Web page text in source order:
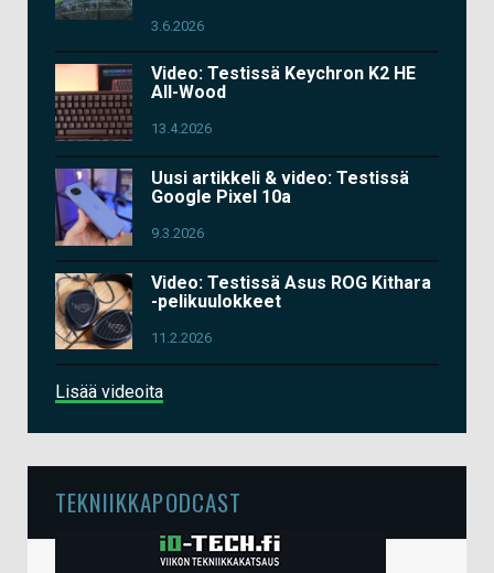
3.6.2026
Video: Testissä Keychron K2 HE
All-Wood
13.4.2026
Uusi artikkeli & video: Testissä
Google Pixel 10a
9.3.2026
Video: Testissä Asus ROG Kithara
-pelikuulokkeet
11.2.2026
Lisää videoita
TEKNIIKKAPODCAST